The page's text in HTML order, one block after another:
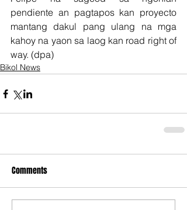
pendiente an pagtapos kan proyecto
mantang dakul pang ulang na mga
kahoy na yaon sa laog kan road right of
way. (dpa)
Bikol News
Comments